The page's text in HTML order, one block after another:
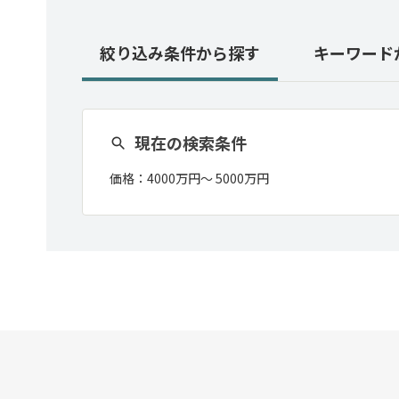
絞り込み条件から探す キーワード
現在の検索条件
価格： 4000万円〜5000万円